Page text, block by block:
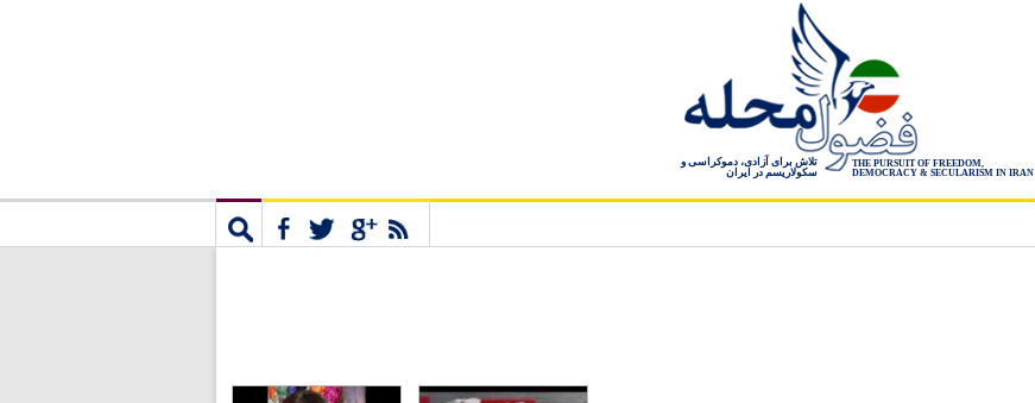
THE PURSUIT OF FREEDOM,
DEMOCRACY & SECULARISM IN IRAN
تلاش برای آزادی، دموکراسی و
سکولاریسم در ایران